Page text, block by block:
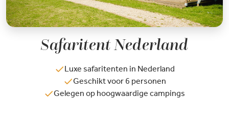
Safaritent Nederland
Luxe safaritenten in Nederland
Geschikt voor 6 personen
Gelegen op hoogwaardige campings